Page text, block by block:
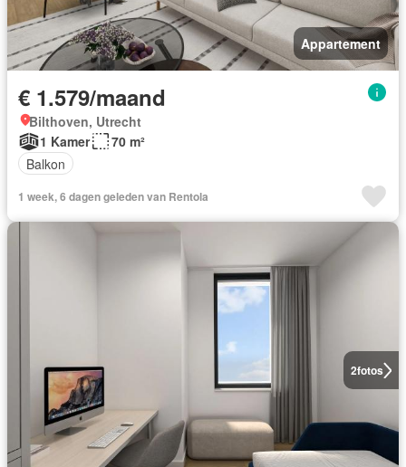
Appartement
€ 1.579/maand
Bilthoven, Utrecht
1 Kamer
70 m²
Balkon
1 week, 6 dagen geleden van Rentola
2fotos